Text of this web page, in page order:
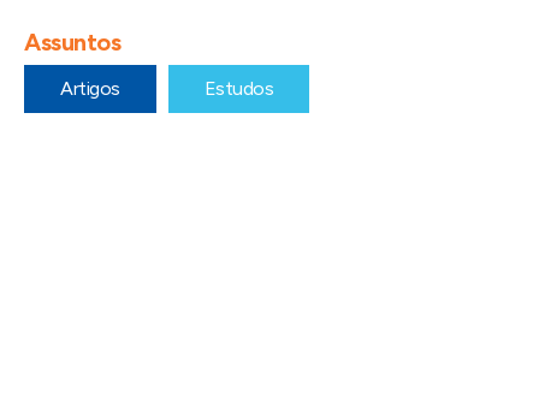
Assuntos
Artigos Estudos